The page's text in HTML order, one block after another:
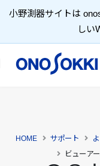
小野測器サイトは
しい
HOME サポート
ビューア